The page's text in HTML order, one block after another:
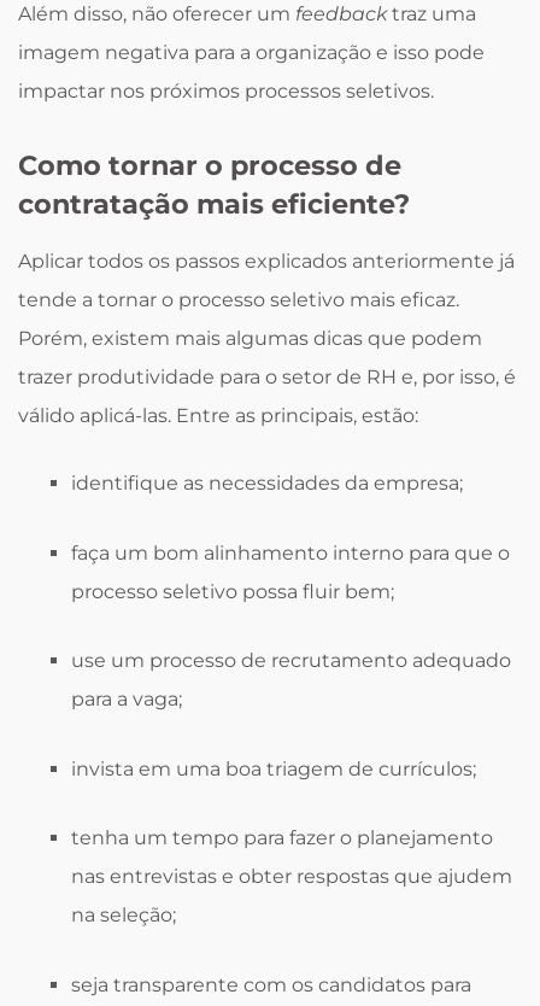
Além disso, não oferecer um feedbacktraz uma
imagem negativa para a organização e isso pode
impactar nos próximos processos seletivos.
Como tornar o processo de
contratação mais eficiente?
Aplicar todos os passos explicados anteriormente já
tende a tornar o processo seletivo mais eficaz.
Porém, existem mais algumas dicas que podem
trazer produtividade para o setor de RH e, por isso, é
válido aplicá-las. Entre as principais, estão:
identifique as necessidades da empresa;
faça um bom alinhamento interno para que o
processo seletivo possa fluir bem;
use um processo de recrutamento adequado
para a vaga;
invista em uma boa triagem de currículos;
tenha um tempo para fazer o planejamento
nas entrevistas e obter respostas que ajudem
na seleção;
seja transparente com os candidatos para